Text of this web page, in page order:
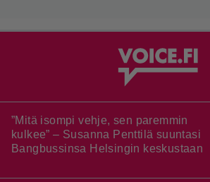
”Mitä isompi vehje, sen paremmin
kulkee” – Susanna Penttilä suuntasi
Bangbussinsa Helsingin keskustaan